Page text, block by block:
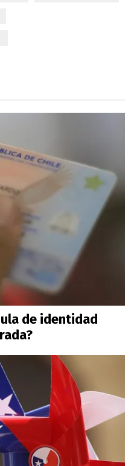
de identidad